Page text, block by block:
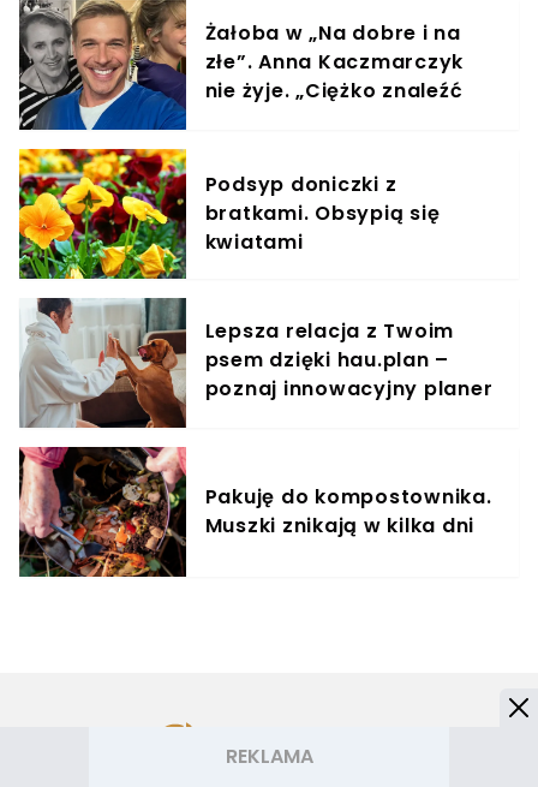
Żałoba w „Na dobre i na
złe”. Anna Kaczmarczyk
nie żyje. „Ciężko znaleźć
Podsyp doniczki z
bratkami. Obsypią się
kwiatami
Lepsza relacja z Twoim
psem dzięki hau.plan –
poznaj innowacyjny planer
Pakuję do kompostownika.
Muszki znikają w kilka dni